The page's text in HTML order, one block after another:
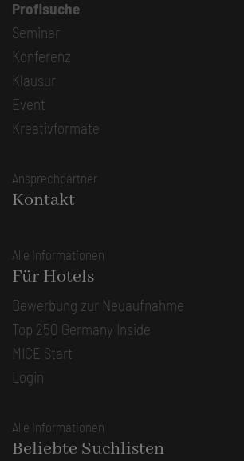
Profisuche
Seminar
Konferenz
Klausur
Event
Kreativformate
Ansprechpartner
Kontakt
Alle Informationen
Für Hotels
Bewerbung zur Neuaufnahme
Top 250 Germany Inside
MICE Start
Login
Alle Informationen
Beliebte Suchlisten